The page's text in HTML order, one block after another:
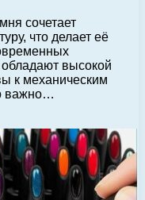
сочетает
что делает её
высокой
к механическим
важно…